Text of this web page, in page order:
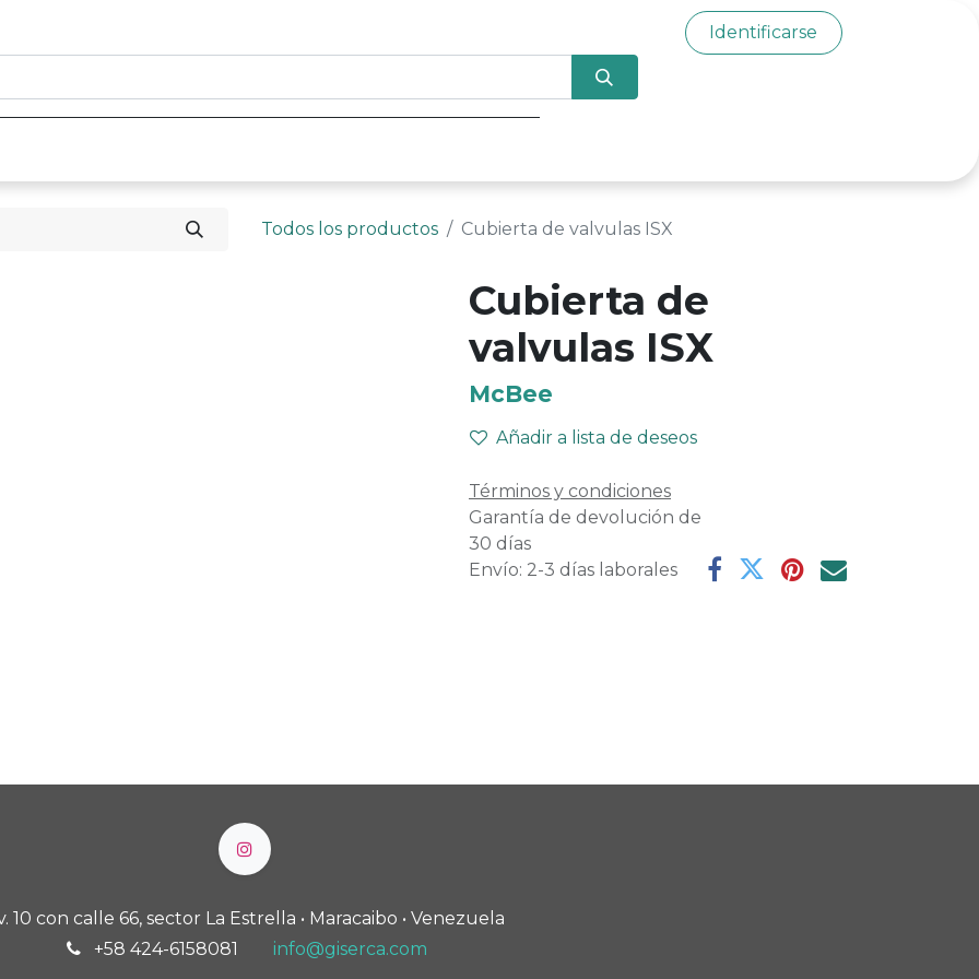
Identificarse
Todos los productos Cubierta de valvulas ISX
Cubierta de
valvulas ISX
McBee
Añadir a lista de deseos
Términos y condiciones
Garantía de devolución de
30 días
Envío: 2-3 días laborales
10 con calle 66, sector La Estrella • Maracaibo • Venezuela
+58 424-6158081
info@giserca.com